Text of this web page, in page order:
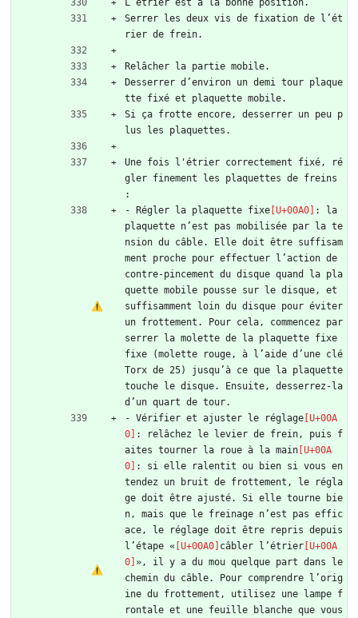
L’étrier est à la bonne position.
Serrer les deux vis de fixation de l’ét
rier de frein.
Relâcher la partie mobile.
Desserrer d’environ un demi tour plaque
tte fixé et plaquette mobile.
Si ça frotte encore, desserrer un peu p
lus les plaquettes.
Une fois l'étrier correctement fixé, ré
gler finement les plaquettes de freins
:
- Régler la plaquette fixe
: la
plaquette n’est pas mobilisée par la te
nsion du câble. Elle doit être suffisam
ment proche pour effectuer l’action de
contre-pincement du disque quand la pla
quette mobile pousse sur le disque, et
suffisamment loin du disque pour éviter
un frottement. Pour cela, commencez par
serrer la molette de la plaquette fixe
fixe (molette rouge, à l’aide d’une clé
Torx de 25) jusqu’à ce que la plaquette
touche le disque. Ensuite, desserrez-la
d’un quart de tour.
- Vérifier et ajuster le réglage
: relâchez le levier de frein, puis f
aites tourner la roue à la main
: si elle ralentit ou bien si vous en
tendez un bruit de frottement, le régla
ge doit être ajusté. Si elle tourne bie
n, mais que le freinage n’est pas effic
ace, le réglage doit être repris depuis
l’étape «
câbler l’étrier
», il y a du mou quelque part dans le
chemin du câble. Pour comprendre l’orig
ine du frottement, utilisez une lampe f
rontale et une feuille blanche que vous